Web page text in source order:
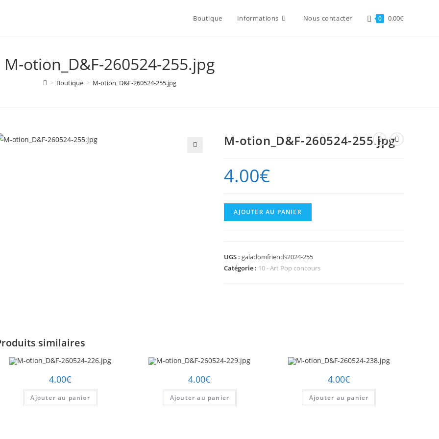
Boutique Informations Nous contacter 0 0.00€
M-otion_D&F-260524-255.jpg
> Boutique > M-otion_D&F-260524-255.jpg
M-otion_D&F-260524-255.jpg
4.00€
quantité
de
260524-
255.jpg
AJOUTER AU PANIER
UGS : galadomfriends2024-255
Catégorie : 10 - Art Pop concours
similaires
4.00€
Ajouter au panier
4.00€
Ajouter au panier
4.00€
Ajouter au panier